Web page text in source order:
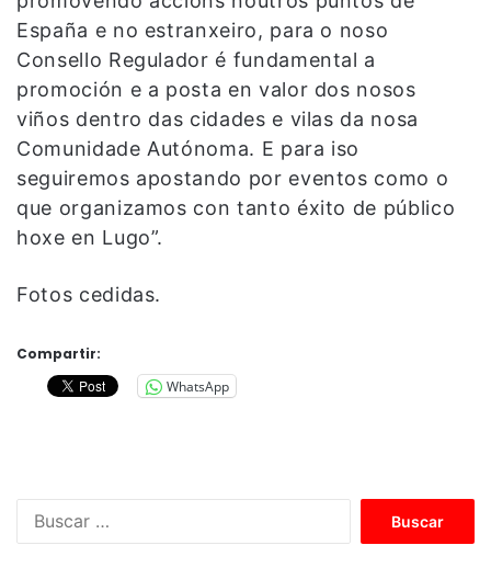
España e no estranxeiro, para o noso
Consello Regulador é fundamental a
promoción e a posta en valor dos nosos
viños dentro das cidades e vilas da nosa
Comunidade Autónoma. E para iso
seguiremos apostando por eventos como o
que organizamos con tanto éxito de público
hoxe en Lugo”.
Fotos cedidas.
Compartir:
WhatsApp